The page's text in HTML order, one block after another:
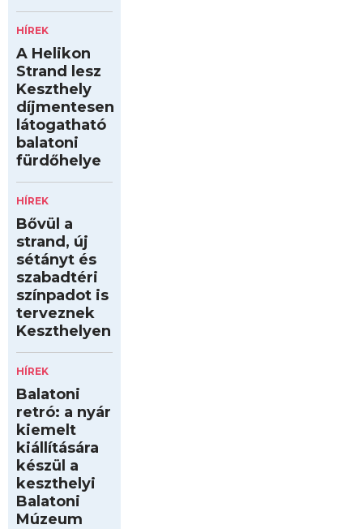
HÍREK
A Helikon
Strand lesz
Keszthely
díjmentesen
látogatható
balatoni
fürdőhelye
HÍREK
Bővül a
strand, új
sétányt és
szabadtéri
színpadot is
terveznek
Keszthelyen
HÍREK
Balatoni
retró: a nyár
kiemelt
kiállítására
készül a
keszthelyi
Balatoni
Múzeum